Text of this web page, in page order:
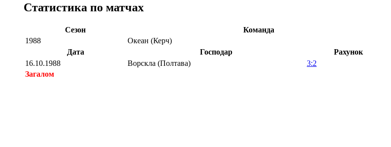
Статистика по матчах
Сезон Команда
1988
Океан (Керч)
Дата
Господар Рахунок
16.10.1988
Ворскла (Полтава) 3:2
Загалом